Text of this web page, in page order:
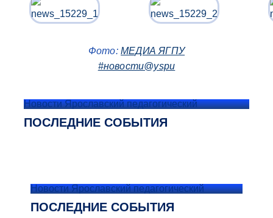
Фото:МЕДИА ЯГПУ
#новости@yspu
Новости Ярославский педагогический
ПОСЛЕДНИЕ СОБЫТИЯ
Новости Ярославский педагогический
ПОСЛЕДНИЕ СОБЫТИЯ